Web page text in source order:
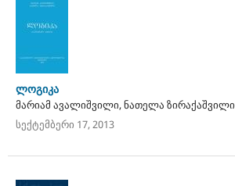
ლოგიკა
მარიამ ავალიშვილი, ნათელა ზირაქაშვილი
სექტემბერი 17, 2013